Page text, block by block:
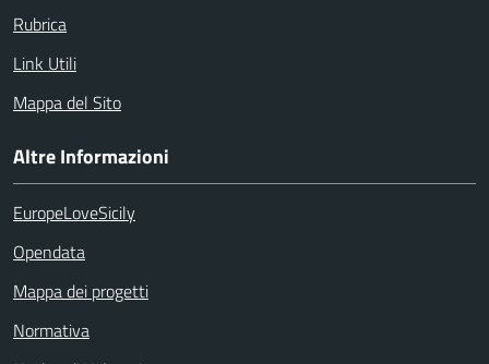
Rubrica
Link Utili
Mappa del Sito
Altre Informazioni
EuropeLoveSicily
Opendata
Mappa dei progetti
Normativa